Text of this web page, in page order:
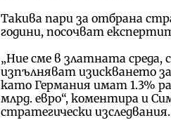
Такива пари за отбрана
години, посочват
„Ние сме в златната
изпълняват изискването
като Германия имат 1.3%
млрд. евро“, коментира и
стратегически изследвания.